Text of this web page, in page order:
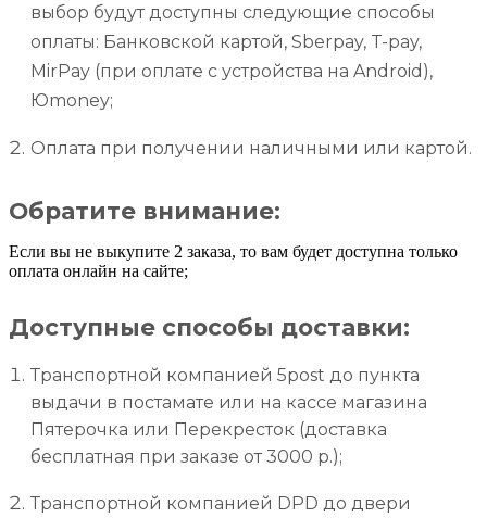
выбор будут доступны следующие способы
оплаты: Банковской картой, Sberpay, T-pay,
MirPay (при оплате с устройства на Android),
Юmoney;
Оплата при получении наличными или картой.
Обратите внимание:
Если вы не выкупите 2 заказа, то вам будет доступна только
оплата онлайн на сайте;
Доступные способы доставки:
Транспортной компанией 5post до пункта
выдачи в постамате или на кассе магазина
Пятерочка или Перекресток (доставка
бесплатная при заказе от 3000 р.);
Транспортной компанией DPD до двери